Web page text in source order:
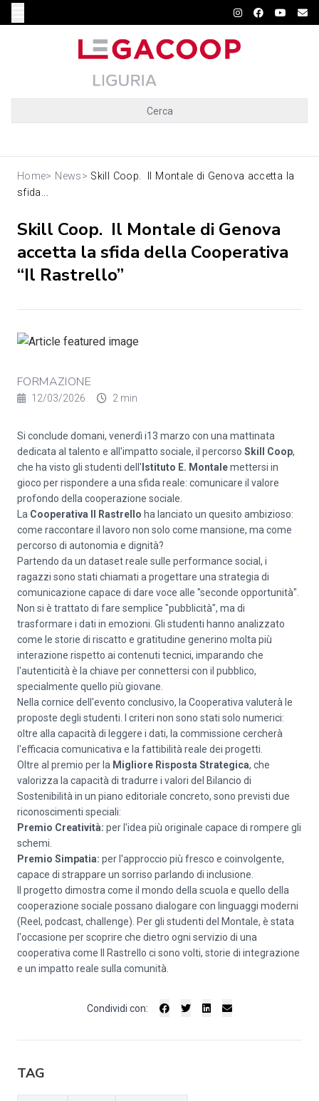
Cerca
Home> News> Skill Coop. Il Montale di Genova accetta la
sfida...
Skill Coop. Il Montale di Genova
accetta la sfida della Cooperativa
“Il Rastrello”
FORMAZIONE
12/03/2026 2 min
Si conclude domani, venerdì i13 marzo con una mattinata
dedicata al talento e all'impatto sociale, il percorso Skill Coop,
che ha visto gli studenti dell' Istituto E. Montalemettersi in
gioco per rispondere a una sfida reale: comunicare il valore
profondo della cooperazione sociale.
La Cooperativa Il Rastrello ha lanciato un quesito ambizioso:
come raccontare il lavoro non solo come mansione, ma come
percorso di autonomia e dignità?
Partendo da un dataset reale sulle performance social, i
ragazzi sono stati chiamati a progettare una strategia di
comunicazione capace di dare voce alle "seconde opportunità".
Non si è trattato di fare semplice "pubblicità", ma di
trasformare i dati in emozioni. Gli studenti hanno analizzato
come le storie di riscatto e gratitudine generino molta più
interazione rispetto ai contenuti tecnici, imparando che
l'autenticità è la chiave per connettersi con il pubblico,
specialmente quello più giovane.
Nella cornice dell'evento conclusivo, la Cooperativa valuterà le
proposte degli studenti. I criteri non sono stati solo numerici:
oltre alla capacità di leggere i dati, la commissione cercherà
l'efficacia comunicativa e la fattibilità reale dei progetti.
Oltre al premio per la Migliore Risposta Strategica, che
valorizza la capacità di tradurre i valori del Bilancio di
Sostenibilità in un piano editoriale concreto, sono previsti due
riconoscimenti speciali:
Premio Creatività: per l'idea più originale capace di rompere gli
schemi.
Premio Simpatia: per l'approccio più fresco e coinvolgente,
capace di strappare un sorriso parlando di inclusione.
Il progetto dimostra come il mondo della scuola e quello della
cooperazione sociale possano dialogare con linguaggi moderni
(Reel, podcast, challenge). Per gli studenti del Montale, è stata
l'occasione per scoprire che dietro ogni servizio di una
cooperativa come Il Rastrello ci sono volti, storie di integrazione
e un impatto reale sulla comunità.
Condividi con:
TAG